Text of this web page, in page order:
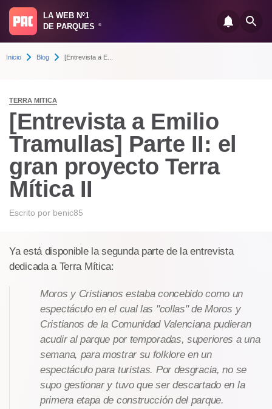
LA WEB Nº1
DE PARQUES
®
Inicio Blog [Entrevista a E...
TERRA MITICA
[Entrevista a Emilio
Tramullas] Parte II: el
gran proyecto Terra
Mítica II
Escrito por benic85
Ya está disponible la segunda parte de la entrevista
dedicada a Terra Mítica:
Moros y Cristianos estaba concebido como un
espectáculo en el cual las "collas" de Moros y
Cristianos de la Comunidad Valenciana pudieran
acudir al parque por temporadas, superiores a una
semana, para mostrar su folklore en un
espectáculo para turistas. Por desgracia, no se
supo gestionar y tuvo que ser descartado en la
primera etapa de construcción del parque.